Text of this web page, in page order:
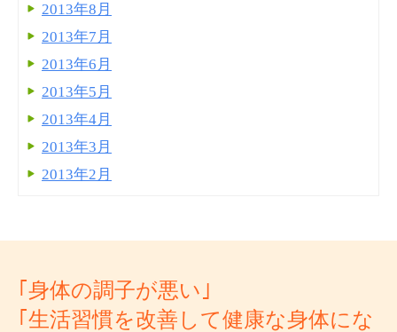
2013年8月
2013年7月
2013年6月
2013年5月
2013年4月
2013年3月
2013年2月
｢身体の調子が悪い｣
｢生活習慣を改善して健康な身体にな